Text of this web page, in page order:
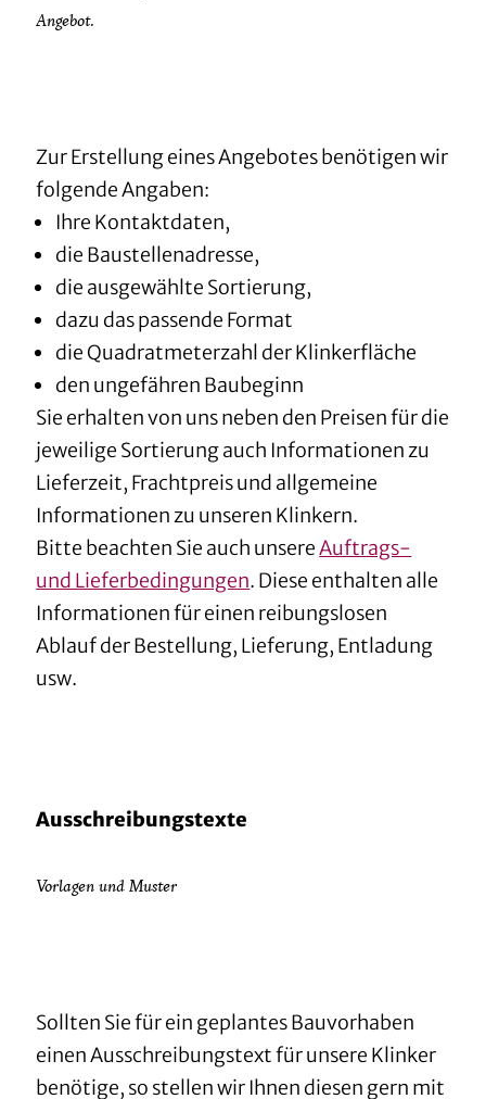
Angebot.
Zur Erstellung eines Angebotes benötigen wir
folgende Angaben:
Ihre Kontaktdaten,
die Baustellenadresse,
die ausgewählte Sortierung,
dazu das passende Format
die Quadratmeterzahl der Klinkerfläche
den ungefähren Baubeginn
Sie erhalten von uns neben den Preisen für die
jeweilige Sortierung auch Informationen zu
Lieferzeit, Frachtpreis und allgemeine
Informationen zu unseren Klinkern.
Bitte beachten Sie auch unsereAuftrags-
und Lieferbedingungen. Diese enthalten alle
Informationen für einen reibungslosen
Ablauf der Bestellung, Lieferung, Entladung
usw.
Ausschreibungstexte
Vorlagen und Muster
Sollten Sie für ein geplantes Bauvorhaben
einen Ausschreibungstext für unsere Klinker
benötige, so stellen wir Ihnen diesen gern mit